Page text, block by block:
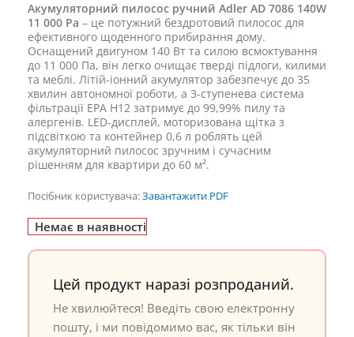
Акумуляторний пилосос ручний Adler AD 7086 140W
11 000 Pa – це потужний бездротовий пилосос для
ефективного щоденного прибирання дому.
Оснащений двигуном 140 Вт та силою всмоктування
до 11 000 Па, він легко очищає тверді підлоги, килими
та меблі. Літій-іонний акумулятор забезпечує до 35
хвилин автономної роботи, а 3-ступенева система
фільтрації EPA H12 затримує до 99,99% пилу та
алергенів. LED-дисплей, моторизована щітка з
підсвіткою та контейнер 0,6 л роблять цей
акумуляторний пилосос зручним і сучасним
рішенням для квартири до 60 м².
Посібник користувача:Завантажити PDF
Немає в наявності
Цей продукт наразі розпроданий.
Не хвилюйтеся! Введіть свою електронну
пошту, і ми повідомимо вас, як тільки він